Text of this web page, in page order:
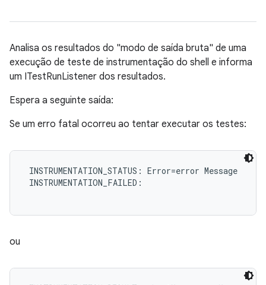
Analisa os resultados do "modo de saída bruta" de uma
execução de teste de instrumentação do shell e informa
um ITestRunListener dos resultados.
Espera a seguinte saída:
Se um erro fatal ocorreu ao tentar executar os testes:
INSTRUMENTATION_STATUS: Error=error Message
INSTRUMENTATION_FAILED:
ou